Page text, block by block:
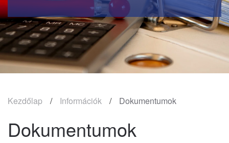
Kezdőlap Információk Dokumentumok
Dokumentumok